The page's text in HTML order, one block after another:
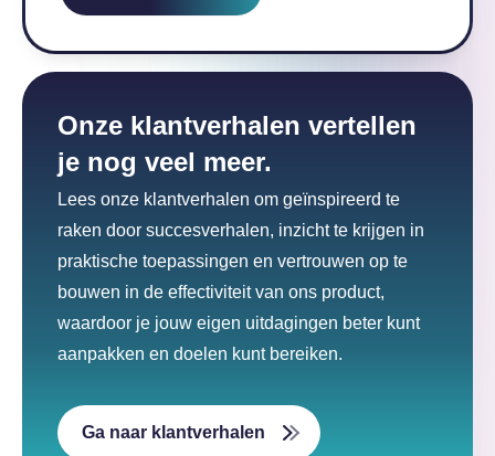
Onze klantverhalen vertellen
je nog veel meer.
Lees onze klantverhalen om geïnspireerd te
raken door succesverhalen, inzicht te krijgen in
praktische toepassingen en vertrouwen op te
bouwen in de effectiviteit van ons product,
waardoor je jouw eigen uitdagingen beter kunt
aanpakken en doelen kunt bereiken.
Ga naar klantverhalen